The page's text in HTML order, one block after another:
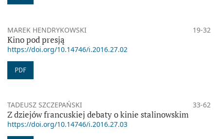
MAREK HENDRYKOWSKI 19-32
Kino pod presją
https://doi.org/10.14746/i.2016.27.02
PDF
TADEUSZ SZCZEPAŃSKI 33-62
Z dziejów francuskiej debaty o kinie stalinowskim
https://doi.org/10.14746/i.2016.27.03